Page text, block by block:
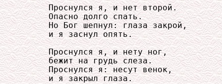
     Проснулся я, и нет второй.
     Опасно долго спать.
     Но Бог шепнул: глаза закрой,
     и я заснул опять.
     Проснулся я, и нету ног,
     бежит на грудь слеза.
     Проснулся я: несут венок,
     и я закрыл глаза.